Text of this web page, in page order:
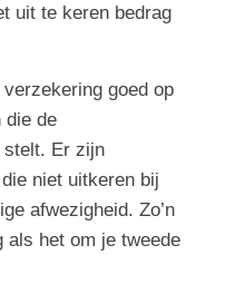
uit te keren bedrag
goed op
die de
stelt. Er zijn
niet uitkeren bij
afwezigheid. Zo’n
als het om je tweede